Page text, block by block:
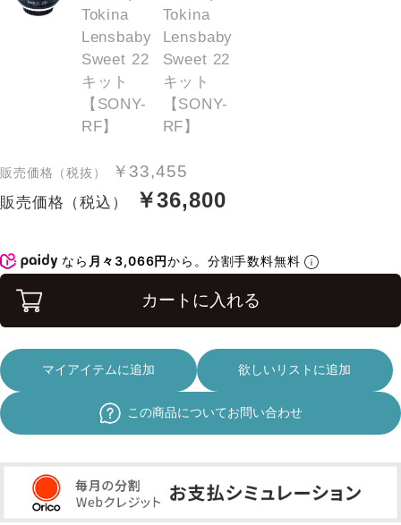
販売価格（税抜） ￥33,455
販売価格（税込） ￥36,800
なら 月々3,066円から。分割手数料無料
カートに入れる
マイアイテムに追加 欲しいリストに追加
この商品についてお問い合わせ